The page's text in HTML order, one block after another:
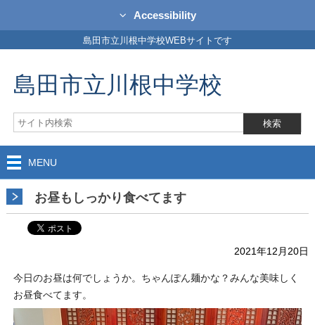
Accessibility
島田市立川根中学校WEBサイトです
島田市立川根中学校
MENU
お昼もしっかり食べてます
2021年12月20日
今日のお昼は何でしょうか。ちゃんぽん麺かな？みんな美味しく
お昼食べてます。